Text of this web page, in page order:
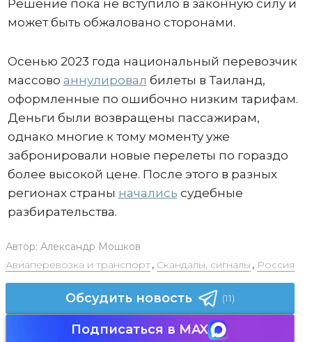
Решение пока не вступило в законную силу и
может быть обжаловано сторонами.
Осенью 2023 года национальный перевозчик
массово аннулировал билеты в Таиланд,
оформленные по ошибочно низким тарифам.
Деньги были возвращены пассажирам,
однако многие к тому моменту уже
забронировали новые перелеты по гораздо
более высокой цене. После этого в разных
регионах страны начались судебные
разбирательства.
Автор: Александр Мошков
Авиаперевозка и транспорт, Скандалы, сигналы , Россия
Обсудить новость (11)
Подписаться в MAX